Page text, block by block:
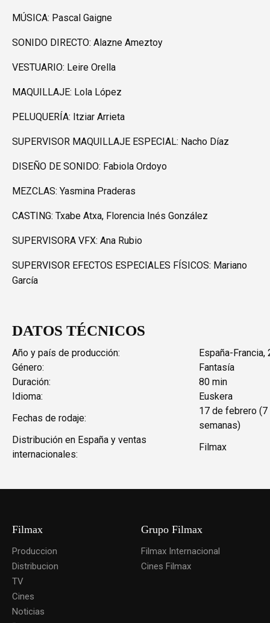
MÚSICA: Pascal Gaigne
SONIDO DIRECTO: Alazne Ameztoy
VESTUARIO: Leire Orella
MAQUILLAJE: Lola López
PELUQUERÍA: Itziar Arrieta
SUPERVISOR MAQUILLAJE ESPECIAL: Nacho Díaz
DISEÑO DE SONIDO: Fabiola Ordoyo
MEZCLAS: Yasmina Praderas
CASTING: Txabe Atxa, Florencia Inés González
SUPERVISORA VFX: Ana Rubio
SUPERVISOR EFECTOS ESPECIALES FÍSICOS: Mariano
García
DATOS TÉCNICOS
Año y país de producción:
España-Francia,
Género:
Fantasía
Duración:
80 min
Idioma:
Euskera
Fechas de rodaje:
17 de febrero (7
semanas)
Distribución en España y ventas
internacionales:
Filmax
Filmax
Produccion
Distribucion
TV
Cines
Noticias
Grupo Filmax
Filmax Internacional
Cines Filmax